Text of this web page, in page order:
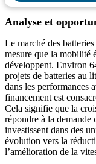
Analyse et
Le marché des
mesure que la mobilité
développent. Environ
projets de batteries au
dans les performances
financement est
Cela signifie que la
répondre à la demande
investissent dans des
évolution vers la
l’amélioration de la